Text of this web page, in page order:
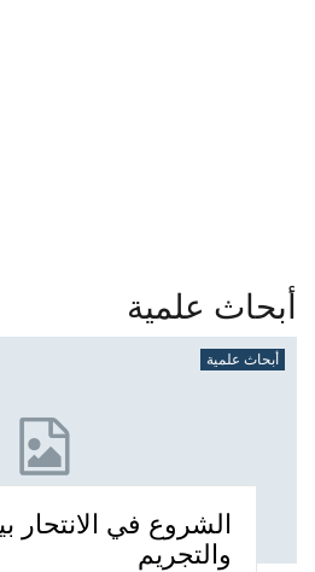
أبحاث علمية
أبحاث علمية
الشروع في الانتحار
والتجريم